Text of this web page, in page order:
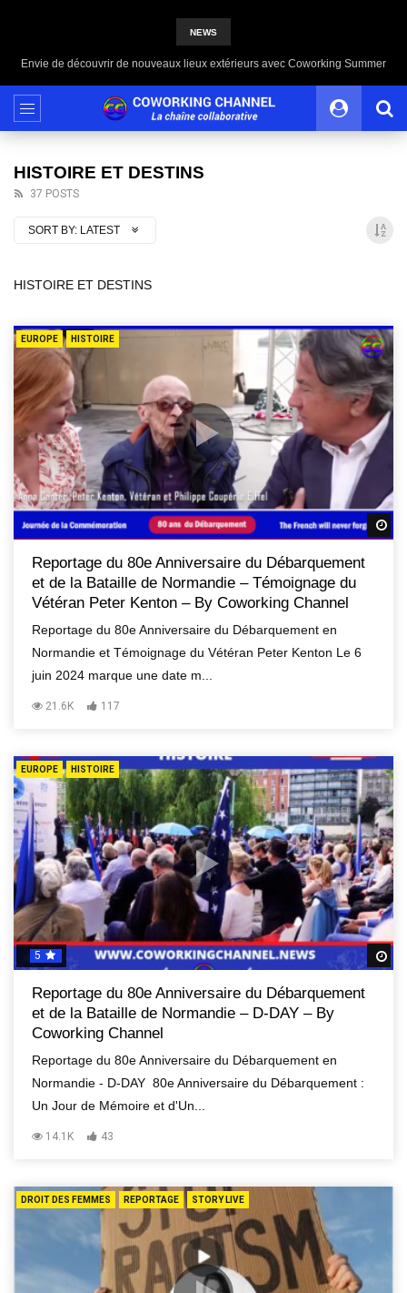
NEWS
Coworking Summer, le rendez-vous de l’été du bien-être
HISTOIRE ET DESTINS
37 POSTS
SORT BY: LATEST
HISTOIRE ET DESTINS
EUROPE HISTOIRE
Reportage du 80e Anniversaire du Débarquement
et de la Bataille de Normandie – Témoignage du
Vétéran Peter Kenton – By Coworking Channel
Reportage du 80e Anniversaire du Débarquement en
Normandie et Témoignage du Vétéran Peter Kenton Le 6
juin 2024 marque une date m...
21.6K 117
EUROPE HISTOIRE
5
Reportage du 80e Anniversaire du Débarquement
et de la Bataille de Normandie – D-DAY – By
Coworking Channel
Reportage du 80e Anniversaire du Débarquement en
Normandie - D-DAY 80e Anniversaire du Débarquement :
Un Jour de Mémoire et d'Un...
14.1K 43
DROIT DES FEMMES REPORTAGE STORY LIVE